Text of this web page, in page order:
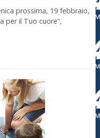
prossima, 19 febbraio,
per il Tuo cuore”,